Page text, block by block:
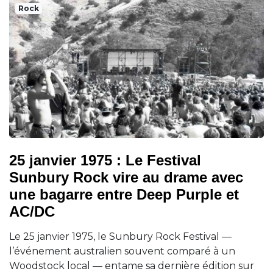
Rock
25 janvier 1975 : Le Festival
Sunbury Rock vire au drame avec
une bagarre entre Deep Purple et
AC/DC
Le 25 janvier 1975, le Sunbury Rock Festival —
l’événement australien souvent comparé à un
Woodstock local — entame sa dernière édition sur